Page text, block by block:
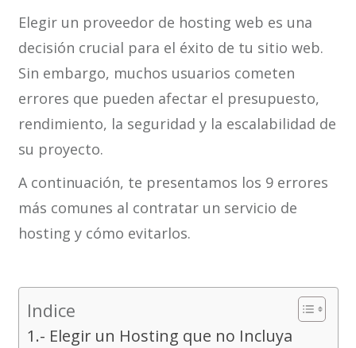
Elegir un proveedor de hosting web es una
decisión crucial para el éxito de tu sitio web.
Sin embargo, muchos usuarios cometen
errores que pueden afectar el presupuesto,
rendimiento, la seguridad y la escalabilidad de
su proyecto.
A continuación, te presentamos los 9 errores
más comunes al contratar un servicio de
hosting y cómo evitarlos.
Indice
1.- Elegir un Hosting que no Incluya